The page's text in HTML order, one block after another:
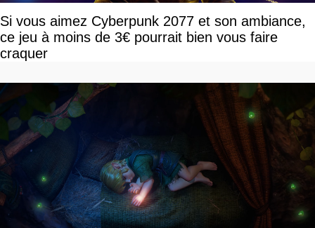
Si vous aimez Cyberpunk 2077 et son ambiance,
ce jeu à moins de 3€ pourrait bien vous faire
craquer